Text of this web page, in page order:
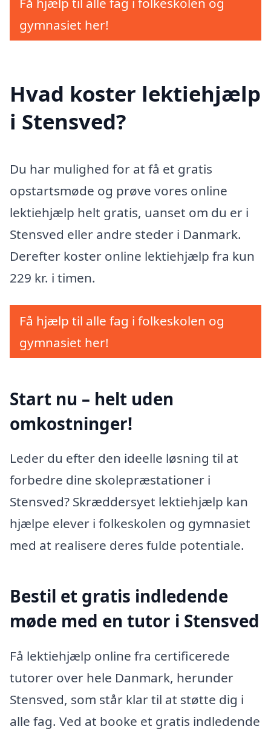
gymnasiet her!
Hvad koster lektiehjælp
i Stensved?
Du har mulighed for at få et gratis
opstartsmøde og prøve vores online
lektiehjælp helt gratis, uanset om du er i
Stensved eller andre steder i Danmark.
Derefter koster online lektiehjælp fra kun
229 kr. i timen.
Få hjælp til alle fag i folkeskolen og
gymnasiet her!
Start nu – helt uden
omkostninger!
Leder du efter den ideelle løsning til at
forbedre dine skolepræstationer i
Stensved? Skræddersyet lektiehjælp kan
hjælpe elever i folkeskolen og gymnasiet
med at realisere deres fulde potentiale.
Bestil et gratis indledende
møde med en tutor i Stensved
Få lektiehjælp online fra certificerede
tutorer over hele Danmark, herunder
Stensved, som står klar til at støtte dig i
alle fag. Ved at booke et gratis indledende